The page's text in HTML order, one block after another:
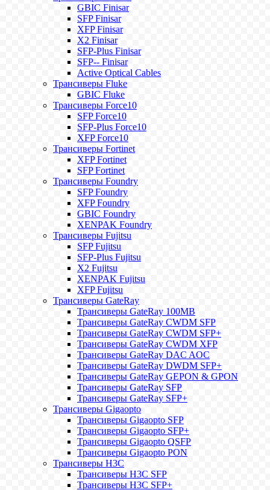
GBIC Finisar
SFP Finisar
XFP Finisar
X2 Finisar
SFP-Plus Finisar
SFP-- Finisar
Active Optical Cables
Трансиверы Fluke
GBIC Fluke
Трансиверы Force10
SFP Force10
SFP-Plus Force10
XFP Force10
Трансиверы Fortinet
XFP Fortinet
SFP Fortinet
Трансиверы Foundry
SFP Foundry
XFP Foundry
GBIC Foundry
XENPAK Foundry
Трансиверы Fujitsu
SFP Fujitsu
SFP-Plus Fujitsu
X2 Fujitsu
XENPAK Fujitsu
XFP Fujitsu
Трансиверы GateRay
Трансиверы GateRay 100MB
Трансиверы GateRay CWDM SFP
Трансиверы GateRay CWDM SFP+
Трансиверы GateRay CWDM XFP
Трансиверы GateRay DAC AOC
Трансиверы GateRay DWDM SFP+
Трансиверы GateRay GEPON & GPON
Трансиверы GateRay SFP
Трансиверы GateRay SFP+
Трансиверы Gigaopto
Трансиверы Gigaopto SFP
Трансиверы Gigaopto SFP+
Трансиверы Gigaopto QSFP
Трансиверы Gigaopto PON
Трансиверы H3C
Трансиверы H3C SFP
Трансиверы H3C SFP+